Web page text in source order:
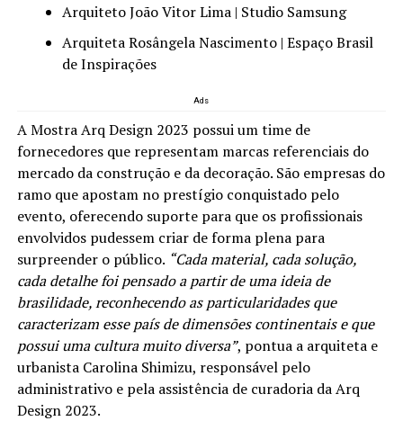
Arquiteto João Vitor Lima | Studio Samsung
Arquiteta Rosângela Nascimento | Espaço Brasil
de Inspirações
Ads
A Mostra Arq Design 2023 possui um time de
fornecedores que representam marcas referenciais do
mercado da construção e da decoração. São empresas do
ramo que apostam no prestígio conquistado pelo
evento, oferecendo suporte para que os profissionais
envolvidos pudessem criar de forma plena para
surpreender o público. “Cada material, cada solução,
cada detalhe foi pensado a partir de uma ideia de
brasilidade, reconhecendo as particularidades que
caracterizam esse país de dimensões continentais e que
possui uma cultura muito diversa”, pontua a arquiteta e
urbanista Carolina Shimizu, responsável pelo
administrativo e pela assistência de curadoria da Arq
Design 2023.